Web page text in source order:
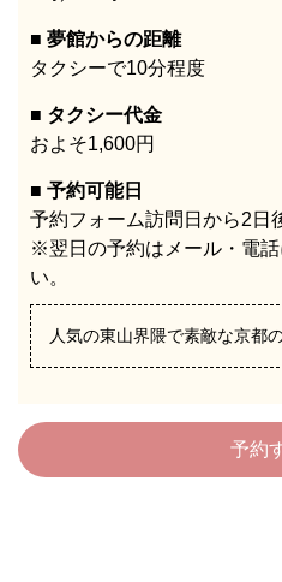
夢館からの距離
タクシーで10分程度
タクシー代金
およそ1,600円
予約可能日
予約フォーム訪問日から2日
※翌日の予約はメール・電
い。
人気の東山界隈で素敵な京都
予約